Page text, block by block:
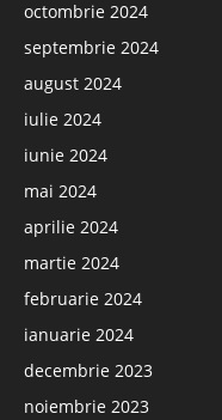
octombrie 2024
septembrie 2024
august 2024
iulie 2024
iunie 2024
mai 2024
aprilie 2024
martie 2024
februarie 2024
ianuarie 2024
decembrie 2023
noiembrie 2023